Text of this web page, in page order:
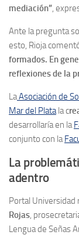
mediación”,
Ante la pregunta
esto, Rioja
formados. En
reflexiones de la
LaAsociación de
Mar del Platala c
desarrollaría en la
conjunto con la
La
adentro
Portal Universidad
Rojas,
Lengua de Señas